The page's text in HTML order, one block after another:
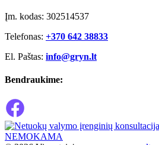
Įm. kodas: 302514537
Telefonas: +370 642 38833
El. Paštas: info@gryn.lt
Bendraukime:
NEMOKAMA